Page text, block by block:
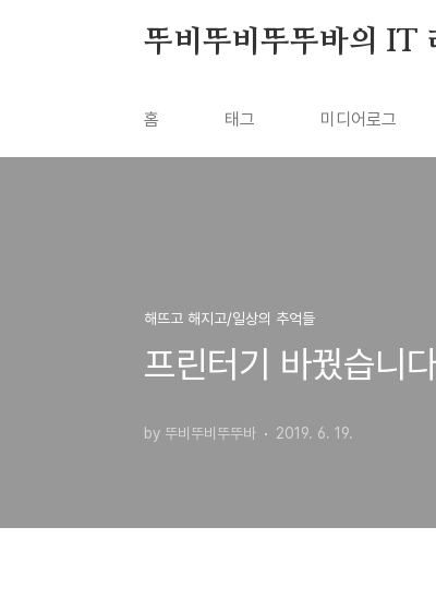
뚜비뚜비뚜뚜바의 IT
홈 태그 미디어로그
해뜨고 해지고/일상의 추억들
프린터기 바꿨습니
by 뚜비뚜비뚜뚜바 2019. 6. 19.